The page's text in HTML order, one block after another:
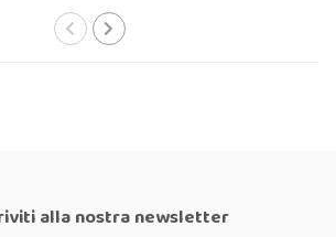
alla nostra newsletter